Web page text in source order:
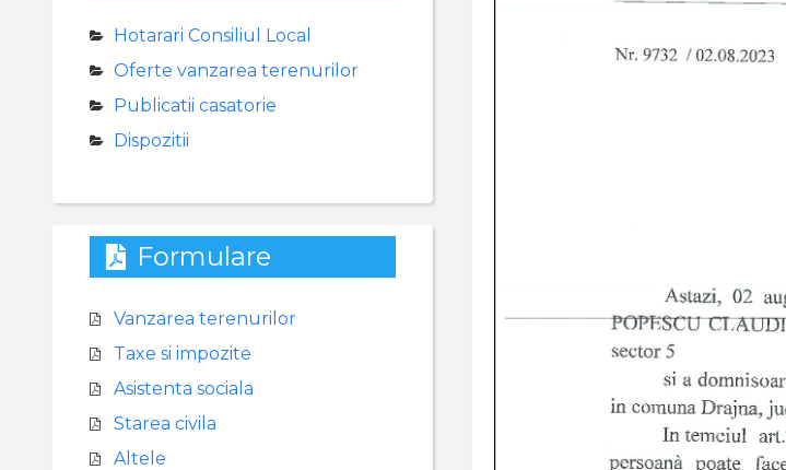
Hotarari Consiliul Local
Oferte vanzarea terenurilor
Publicatii casatorie
Dispozitii
Formulare
Vanzarea terenurilor
Taxe si impozite
Asistenta sociala
Starea civila
Altele